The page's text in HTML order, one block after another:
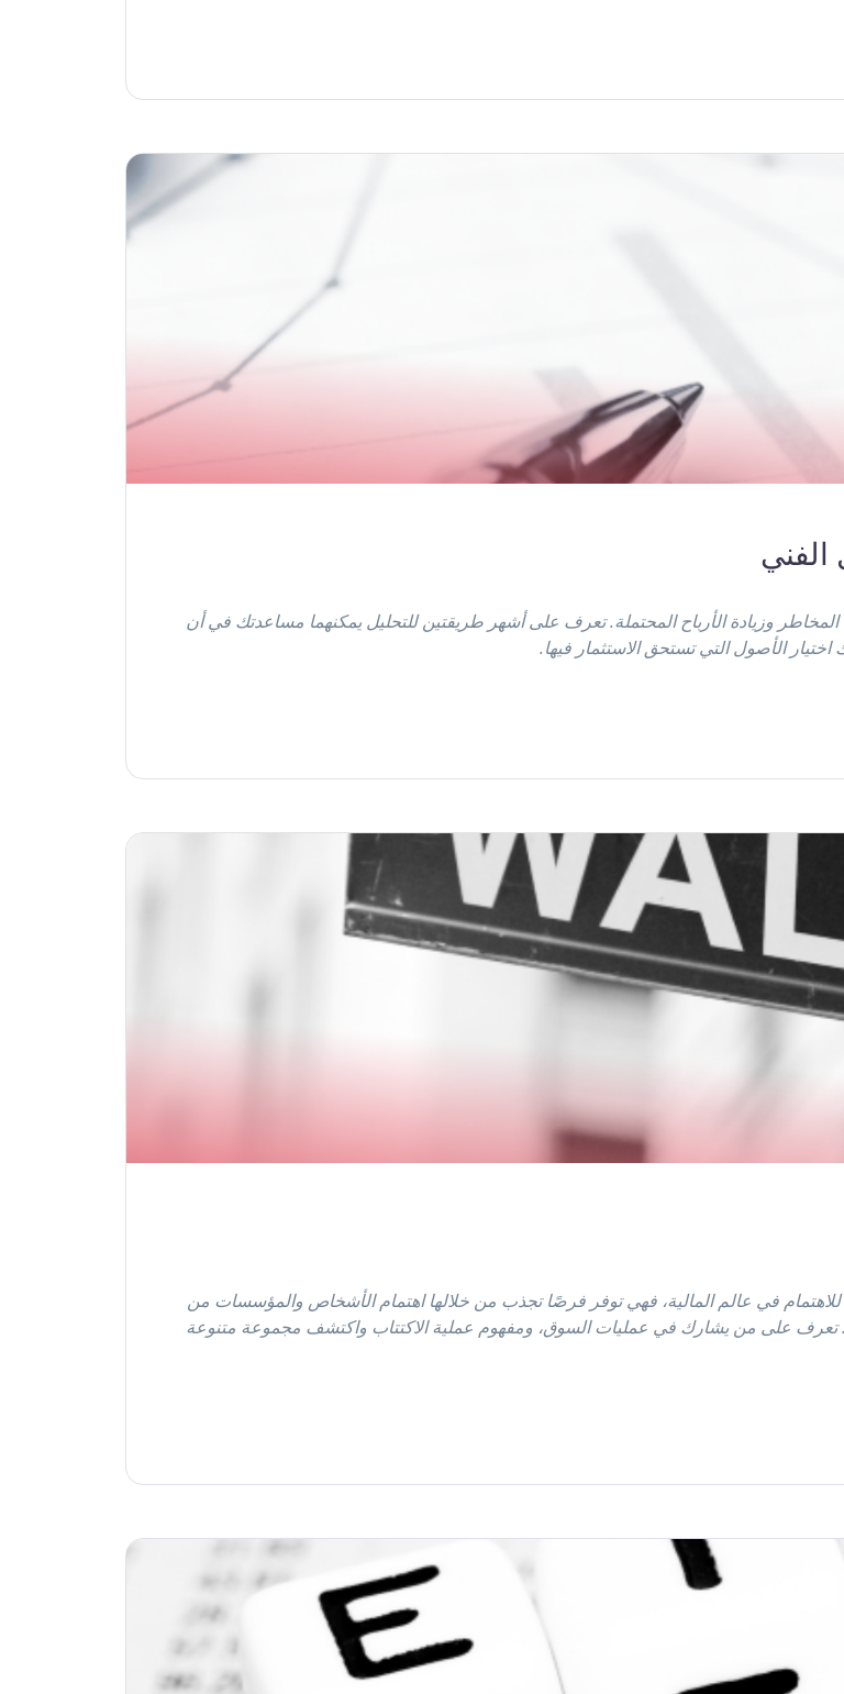
الفني
وزيادة الأرباح المحتملة. تعرف على أشهر طريقتين للتحليل يمكنهما مساعدتك في أن
الأصول التي تستحق الاستثمار فيها.
للاهتمام في عالم المالية، فهي توفر فرصًا تجذب من خلالها اهتمام الأشخاص والمؤسسات من
تعرف على من يشارك في عمليات السوق، ومفهوم عملية الاكتتاب واكتشف مجموعة متنوعة